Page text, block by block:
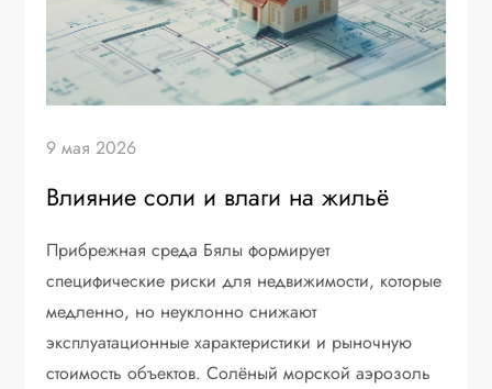
9 мая 2026
Влияние соли и влаги на жильё
Прибрежная среда Бялы формирует
специфические риски для недвижимости, которые
медленно, но неуклонно снижают
эксплуатационные характеристики и рыночную
стоимость объектов. Солёный морской аэрозоль